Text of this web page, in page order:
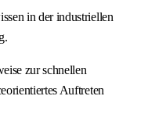
in der industriellen
zur schnellen
Auftreten